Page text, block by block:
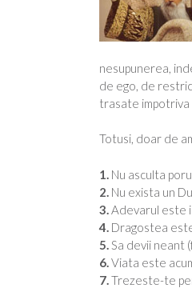
nesupunerea,
de ego, de
trasate impotriva
Totusi, doar de
1. Nu asculta
2. Nu exista un
3. Adevarul este
4. Dragostea
5. Sa devii neant
6. Viata este
7. Trezeste-te